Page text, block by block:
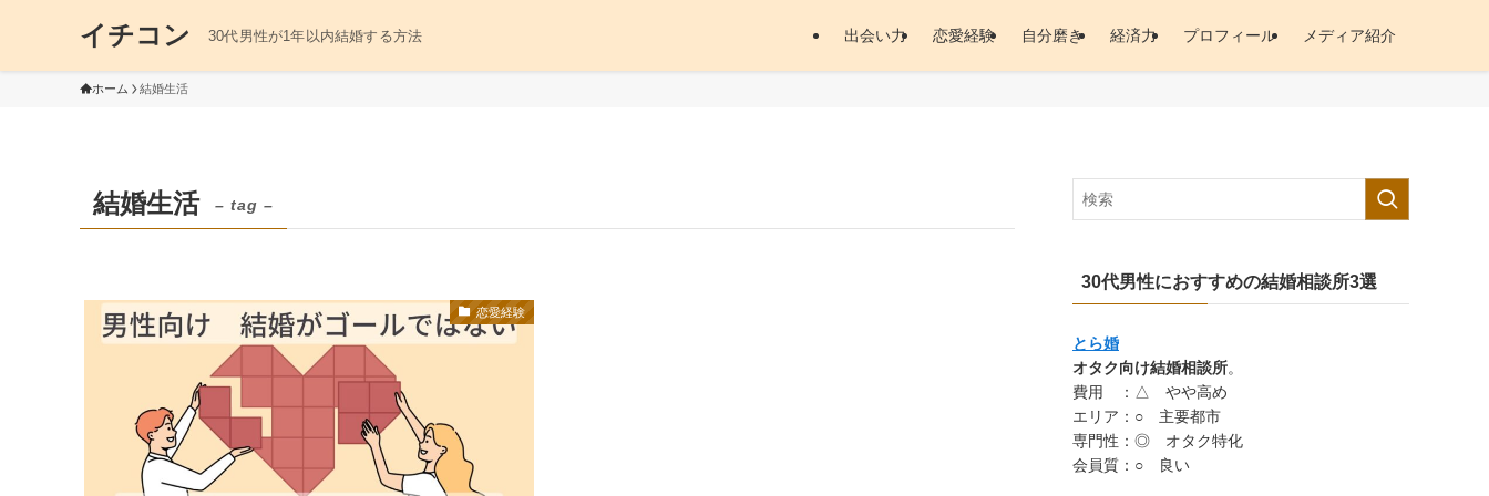
イチコン 30代男性が1年以内結婚する方法 出会い力 恋愛経験 自分磨き 経済力 プロフィール メディア紹介
ホーム 結婚生活
結婚生活 – tag –
恋愛経験
30代男性におすすめの結婚相談所3選
とら婚
オタク向け結婚相談所。
費用 ：△ やや高め
エリア：○ 主要都市
専門性：◎ オタク特化
会員質：○ 良い